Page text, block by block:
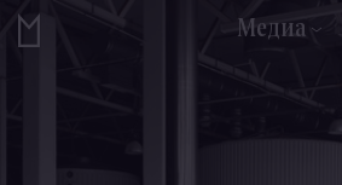
Медиа